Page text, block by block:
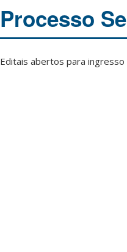
Processo
Editais abertos para